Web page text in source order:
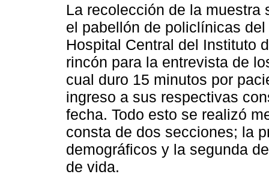
La recolección de la muestra
el pabellón de policlínicas
Hospital Central del Instituto
rincón para la entrevista de
cual duro 15 minutos por
ingreso a sus respectivas
fecha. Todo esto se realizó
consta de dos secciones; la
demográficos y la segunda
de vida.